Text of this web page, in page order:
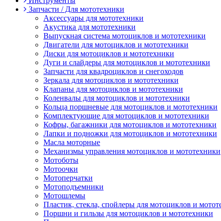
Запчасти / Для мототехники
Аксессуары для мототехники
Акустика для мототехники
Выпускная система мотоциклов и мототехники
Двигатели для мотоциклов и мототехники
Диски для мотоциклов и мототехники
Дуги и слайдеры для мотоциклов и мототехники
Запчасти для квадроциклов и снегоходов
Зеркала для мотоциклов и мототехники
Клапаны для мотоциклов и мототехники
Коленвалы для мотоциклов и мототехники
Кольца поршневые для мотоциклов и мототехники
Комплектующие для мотоциклов и мототехники
Кофры, багажники для мотоциклов и мототехники
Лапки и подножки для мотоциклов и мототехники
Масла моторные
Механизмы управления мотоциклов и мототехники
Мотоботы
Мотоочки
Мотоперчатки
Мотоподъемники
Мотошлемы
Пластик, стекла, спойлеры для мотоциклов и
Поршни и гильзы для мотоциклов и мототехники